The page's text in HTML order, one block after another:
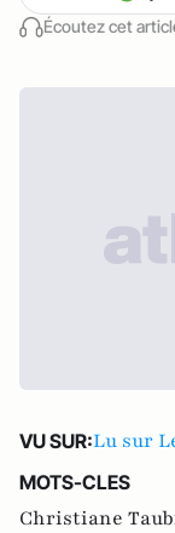
Écoutez cet
VU SUR:Lu sur
MOTS-CLES
Christiane